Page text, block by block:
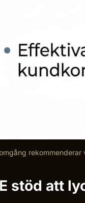
stöd att